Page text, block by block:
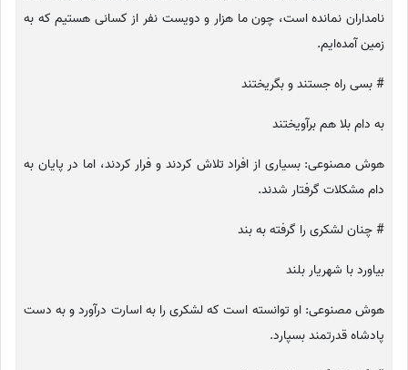
نامداران نمانده است، چون ما هزار و دویست نفر از کسانی هستیم که به
زمین آمده‌ایم.
# بسی راه جستند و بگریختند
به دام بلا هم برآویختند
هوش مصنوعی: بسیاری از افراد تلاش کردند و فرار کردند، اما در پایان به
دام مشکلات گرفتار شدند.
# چنان لشکری را گرفته به بند
بیاورد با شهریار بلند
هوش مصنوعی: او توانسته است که لشکری را به اسارت درآورد و به دست
پادشاه قدرتمند بسپارد.